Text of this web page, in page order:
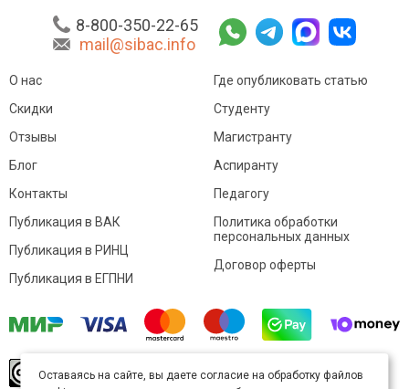
8-800-350-22-65
mail@sibac.info
О нас
Скидки
Отзывы
Блог
Контакты
Где опубликовать статью
Студенту
Магистранту
Аспиранту
Педагогу
Публикация в ВАК
Публикация в РИНЦ
Публикация в ЕГПНИ
Политика обработки
персональных данных
Договор оферты
произведение доступно полицензии Creative
Оставаясь на сайте, вы даете согласие на обработку файлов